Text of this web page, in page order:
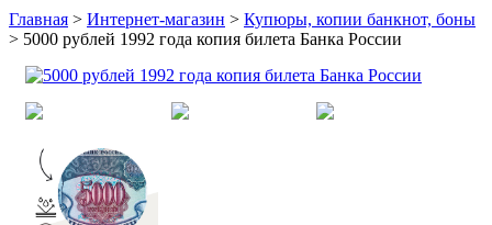
Главная > Интернет-магазин > Купюры, копии банкнот, боны
> 5000 рублей 1992 года копия билета Банка России